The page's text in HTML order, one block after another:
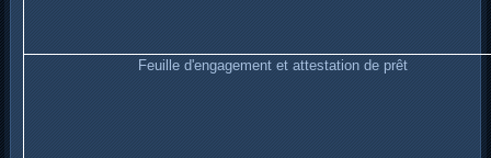
Feuille d'engagement et attestation de prêt